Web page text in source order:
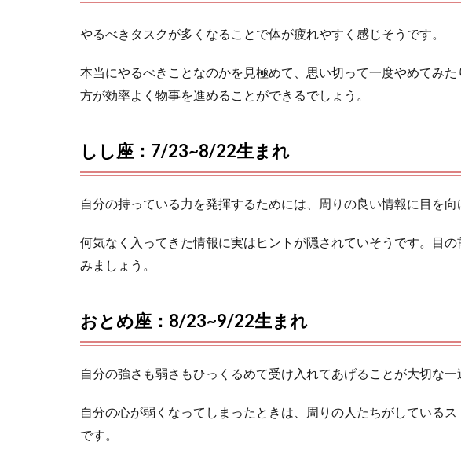
やるべきタスクが多くなることで体が疲れやすく感じそうです。
本当にやるべきことなのかを見極めて、思い切って一度やめてみ
方が効率よく物事を進めることができるでしょう。
しし座：7/23~8/22生まれ
自分の持っている力を発揮するためには、周りの良い情報に目を向
何気なく入ってきた情報に実はヒントが隠されていそうです。目
みましょう。
おとめ座：8/23~9/22生まれ
自分の強さも弱さもひっくるめて受け入れてあげることが大切な一
自分の心が弱くなってしまったときは、周りの人たちがしている
です。